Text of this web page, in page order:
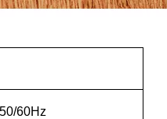
60Hz